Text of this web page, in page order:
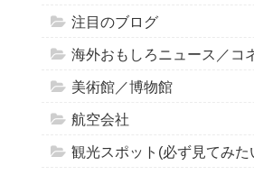
注目のブログ
海外おもしろニュース／コ
美術館／博物館
航空会社
観光スポット(必ず見てみた